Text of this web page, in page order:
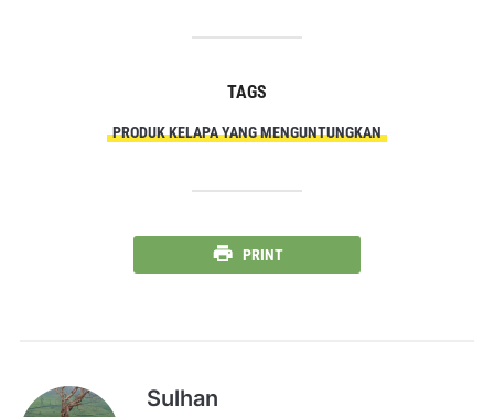
TAGS
PRODUK KELAPA YANG MENGUNTUNGKAN
PRINT
Sulhan